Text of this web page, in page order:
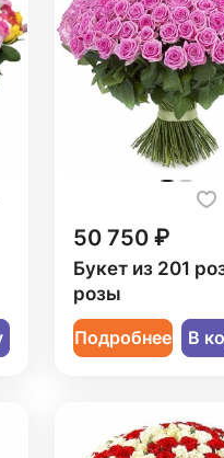
50 750 ₽
Букет из 201
розы
Подробнее В